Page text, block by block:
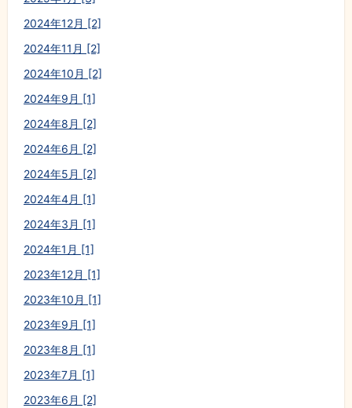
2024年12月 [2]
2024年11月 [2]
2024年10月 [2]
2024年9月 [1]
2024年8月 [2]
2024年6月 [2]
2024年5月 [2]
2024年4月 [1]
2024年3月 [1]
2024年1月 [1]
2023年12月 [1]
2023年10月 [1]
2023年9月 [1]
2023年8月 [1]
2023年7月 [1]
2023年6月 [2]